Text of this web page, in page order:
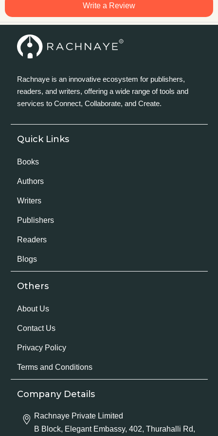
Write a Review
Rachnaye is an innovative ecosystem for publishers,
readers, and writers, offering a wide range of tools and
services to Connect, Collaborate, and Create.
Quick Links
Books
Authors
Writers
Publishers
Readers
Blogs
Others
About Us
Contact Us
Privacy Policy
Terms and Conditions
Company Details
Rachnaye Private Limited
B Block, Elegant Embassy, 402, Thurahalli Rd,